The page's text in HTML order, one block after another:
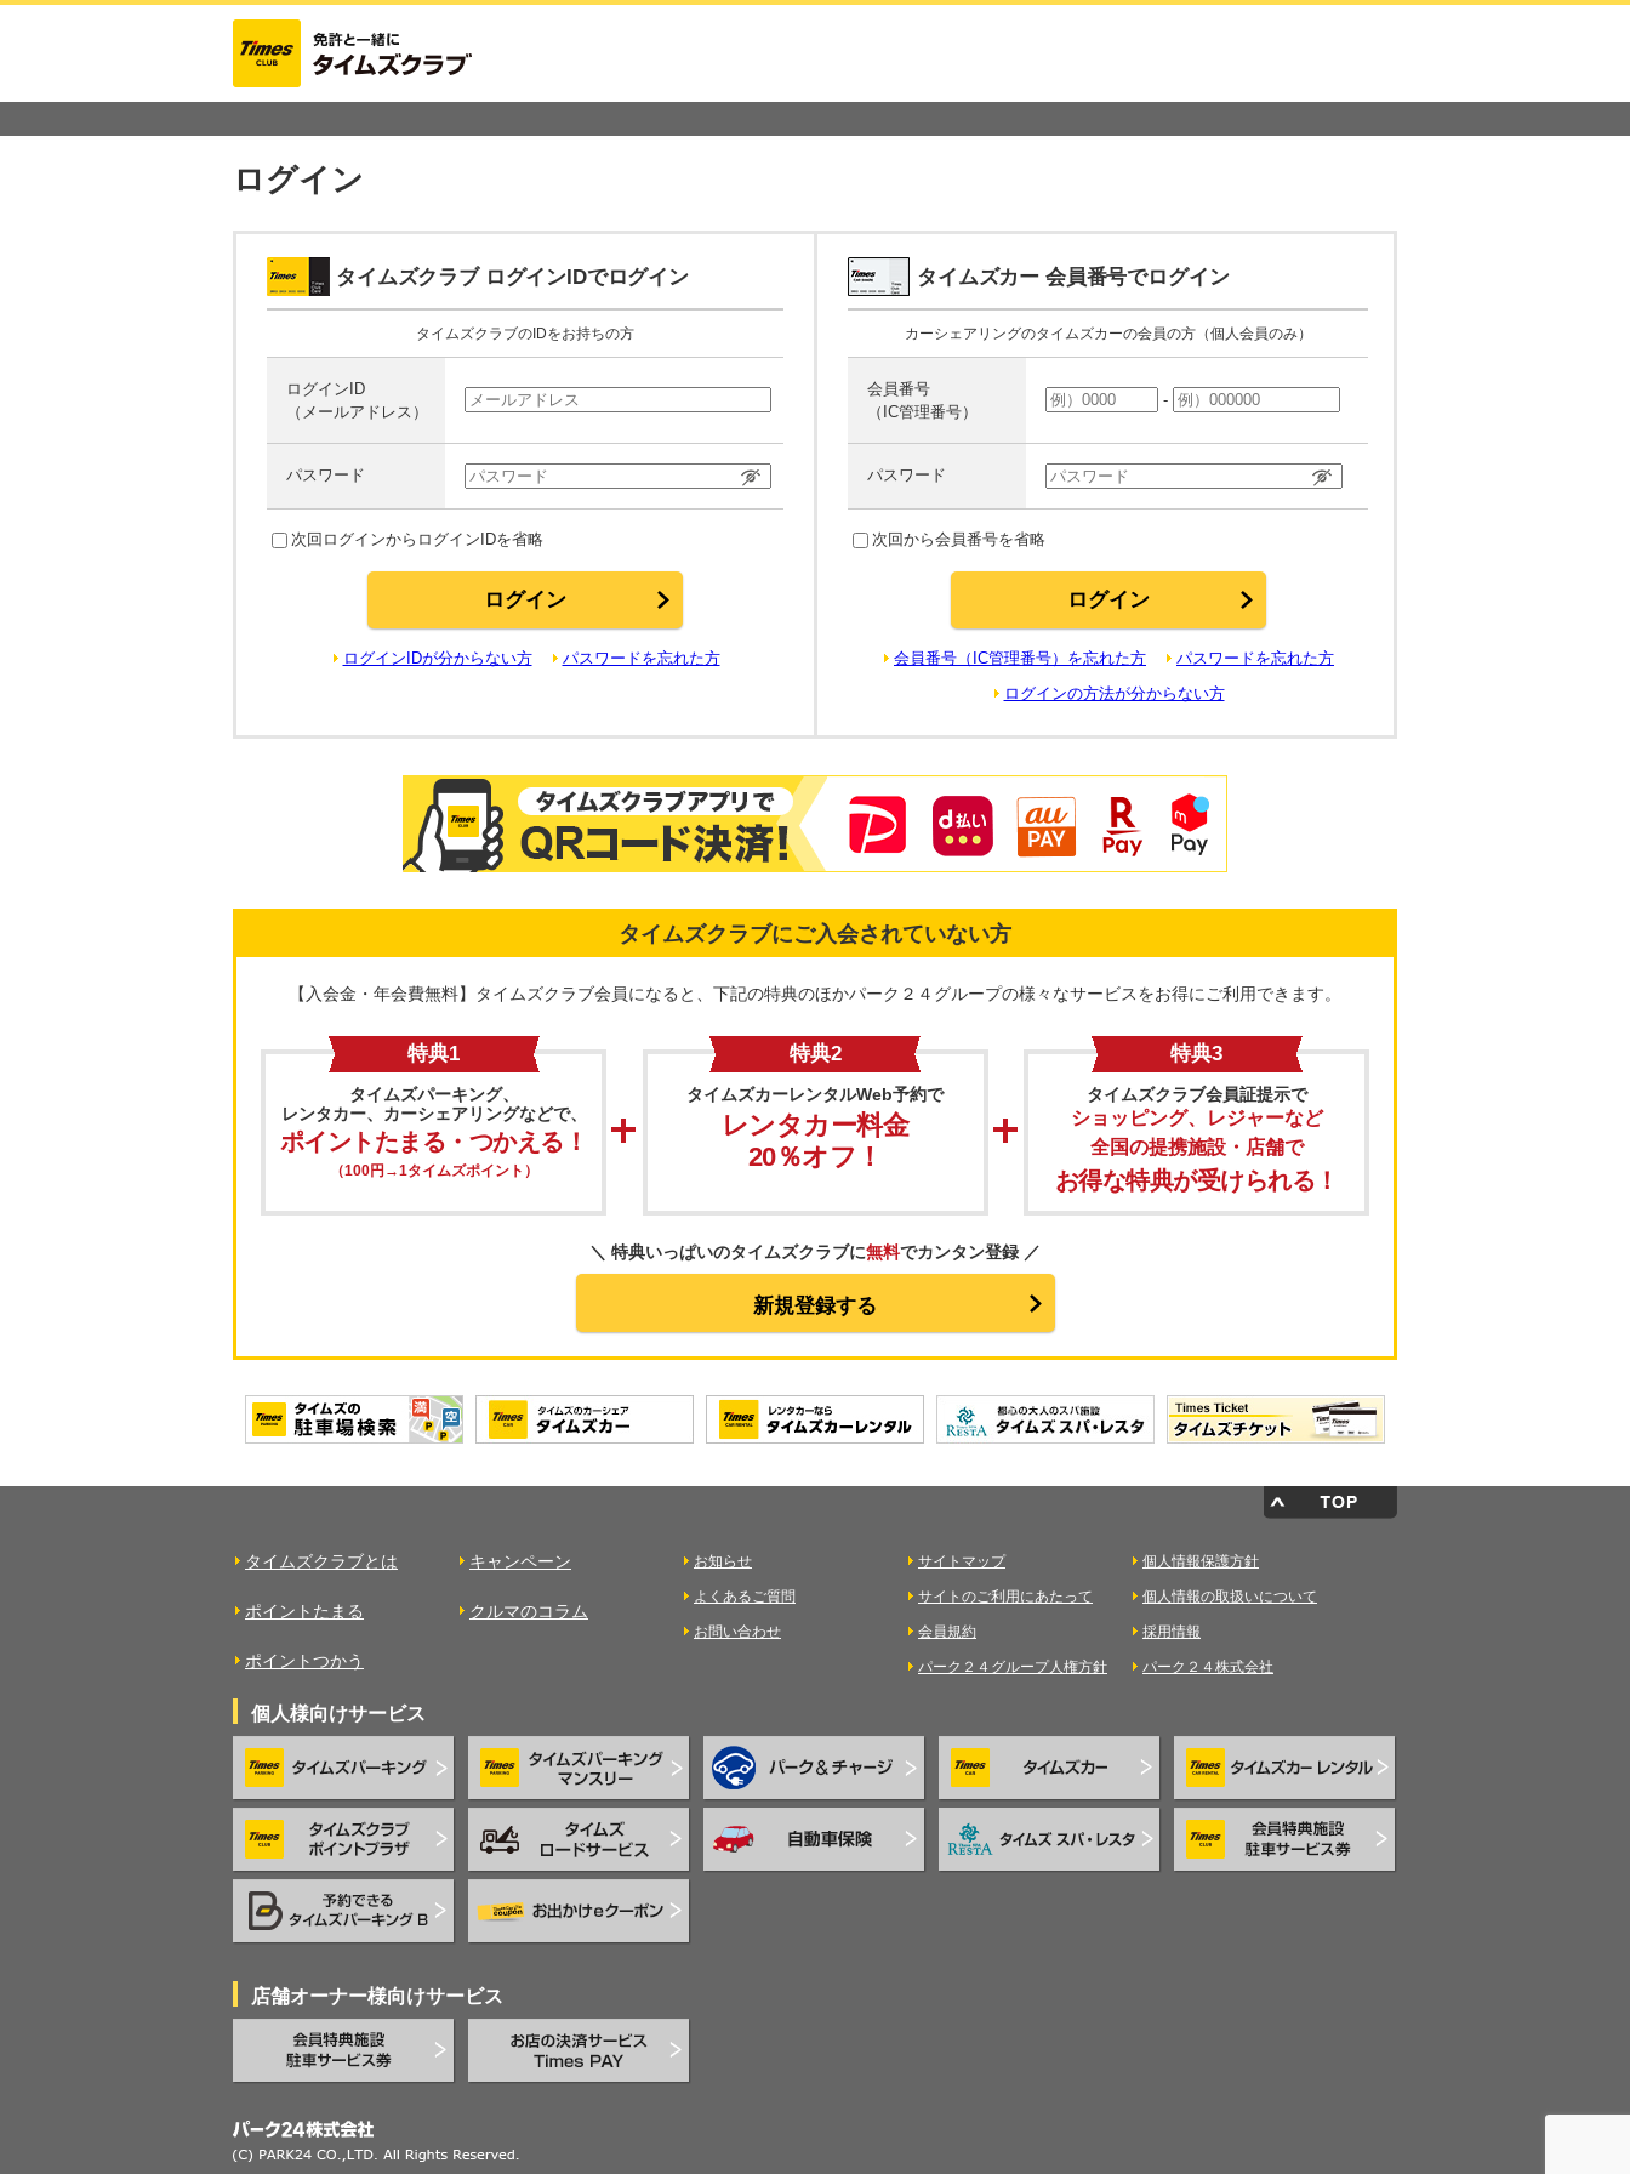
ログイン
タイムズクラブ ログインIDでログイン
タイムズクラブのIDをお持ちの方
ログインID
（メールアドレス）
パスワード
次回ログインからログインIDを省略
ログインIDが分からない方 パスワードを忘れた方
タイムズカー 会員番号でログイン
カーシェアリングのタイムズカーの会員の方（個人会員のみ）
会員番号
（IC管理番号）
-
パスワード
次回から会員番号を省略
会員番号（IC管理番号）を忘れた方
パスワードを忘れた方
ログインの方法が分からない方
タイムズクラブにご入会されていない方
【入会金・年会費無料】タイムズクラブ会員になると、下記の特典のほかパーク２４グループの様々なサービスをお得にご利用できます。
特典1
タイムズパーキング、
レンタカー、カーシェアリングなどで、
ポイントたまる・つかえる！
（100円→1タイムズポイント）
特典2
タイムズカーレンタルWeb予約で
レンタカー料金
20％オフ！
特典3
タイムズクラブ会員証提示で
ショッピング、レジャーなど
全国の提携施設・店舗で
お得な特典が受けられる！
＼ 特典いっぱいのタイムズクラブに無料でカンタン登録 ／
新規登録する
タイムズクラブとは
ポイントたまる
ポイントつかう
キャンペーン
クルマのコラム
お知らせ
よくあるご質問
お問い合わせ
サイトマップ
サイトのご利用にあたって
会員規約
パーク２４グループ人権方針
個人情報保護方針
個人情報の取扱いについて
採用情報
パーク２４株式会社
個人様向けサービス
店舗オーナー様向けサービス